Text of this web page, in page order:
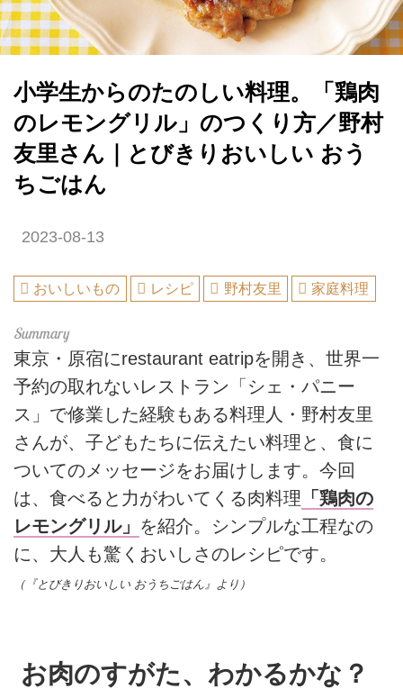
小学生からのたのしい料理。「鶏肉
のレモングリル」のつくり方／野村
友里さん｜とびきりおいしい おう
ちごはん
2023-08-13
おいしいもの レシピ 野村友里 家庭料理
東京・原宿にrestaurant eatripを開き、世界一
予約の取れないレストラン「シェ・パニー
ス」で修業した経験もある料理人・野村友里
さんが、子どもたちに伝えたい料理と、食に
ついてのメッセージをお届けします。今回
は、食べると力がわいてくる肉料理 「鶏肉の
レモングリル」 を紹介。シンプルな工程なの
に、大人も驚くおいしさのレシピです。
（『とびきりおいしい おうちごはん』より）
お肉のすがた、わかるかな？